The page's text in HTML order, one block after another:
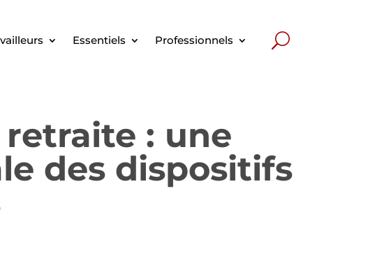
Essentiels Professionnels
: une
des dispositifs